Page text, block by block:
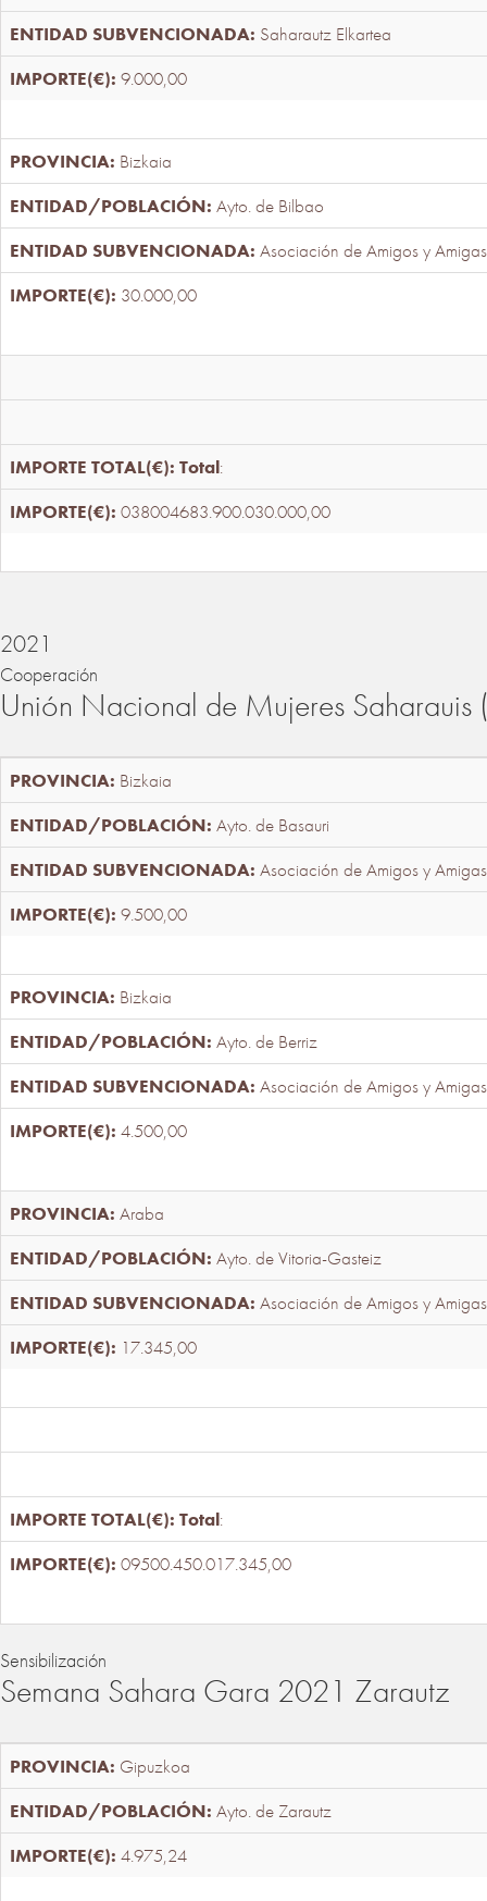
Saharautz Elkartea
9.000,00
Bizkaia
Ayto. de Bilbao
Asociación de Amigos y
30.000,00
Total:
038004683.900.030.000,00
2021
Cooperación
Unión Nacional de Mujeres
Bizkaia
Ayto. de Basauri
Asociación de Amigos y
9.500,00
Bizkaia
Ayto. de Berriz
Asociación de Amigos y
4.500,00
Araba
Ayto. de Vitoria-Gasteiz
Asociación de Amigos y
17.345,00
Total:
09500.450.017.345,00
Sensibilización
Semana Sahara Gara 2021 Zarautz
Gipuzkoa
Ayto. de Zarautz
4.975,24